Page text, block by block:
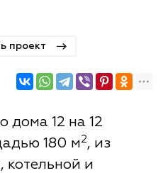
проект
дома 12 на 12
180 м2, из
котельной и